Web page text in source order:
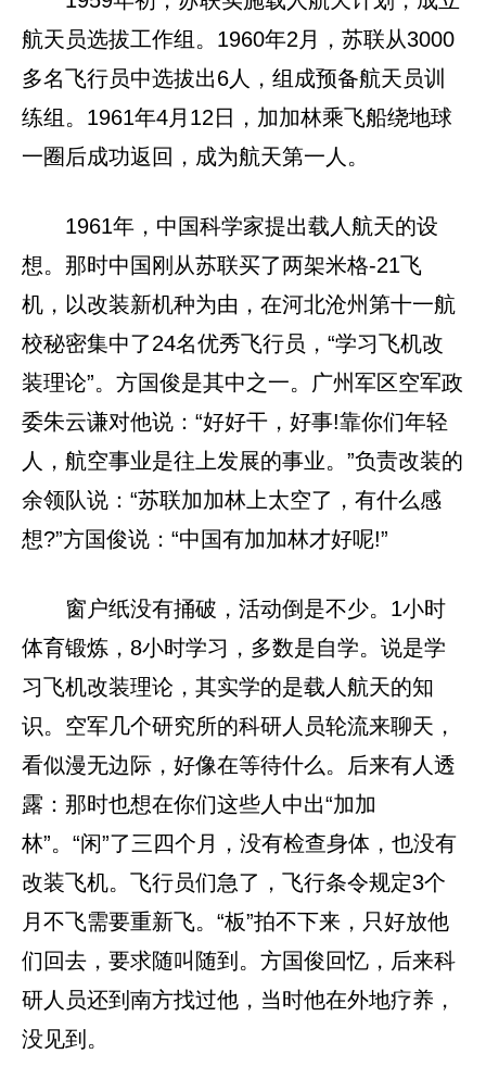
航天员选拔工作组。1960年2月，苏联从3000
多名飞行员中选拔出6人，组成预备航天员训
练组。1961年4月12日，加加林乘飞船绕地球
一圈后成功返回，成为航天第一人。
1961年，中国科学家提出载人航天的设
想。那时中国刚从苏联买了两架米格-21飞
机，以改装新机种为由，在河北沧州第十一航
校秘密集中了24名优秀飞行员，“学习飞机改
装理论”。方国俊是其中之一。广州军区空军政
委朱云谦对他说：“好好干，好事!靠你们年轻
人，航空事业是往上发展的事业。”负责改装的
余领队说：“苏联加加林上太空了，有什么感
想?”方国俊说：“中国有加加林才好呢!”
窗户纸没有捅破，活动倒是不少。1小时
体育锻炼，8小时学习，多数是自学。说是学
习飞机改装理论，其实学的是载人航天的知
识。空军几个研究所的科研人员轮流来聊天，
看似漫无边际，好像在等待什么。后来有人透
露：那时也想在你们这些人中出“加加
林”。“闲”了三四个月，没有检查身体，也没有
改装飞机。飞行员们急了，飞行条令规定3个
月不飞需要重新飞。“板”拍不下来，只好放他
们回去，要求随叫随到。方国俊回忆，后来科
研人员还到南方找过他，当时他在外地疗养，
没见到。